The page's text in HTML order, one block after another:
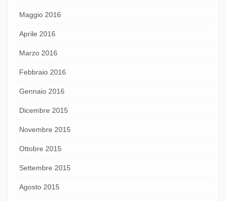
Maggio 2016
Aprile 2016
Marzo 2016
Febbraio 2016
Gennaio 2016
Dicembre 2015
Novembre 2015
Ottobre 2015
Settembre 2015
Agosto 2015